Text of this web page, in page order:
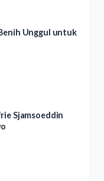
Unggul untuk
Sjamsoeddin